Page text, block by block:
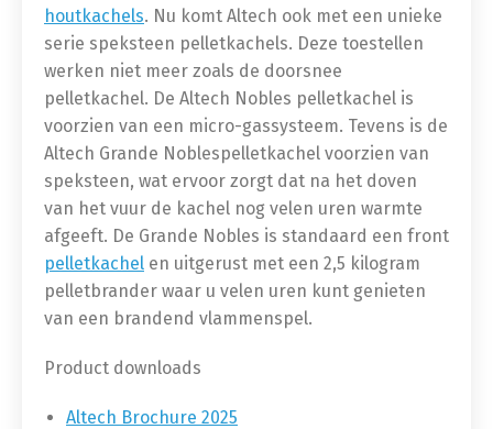
houtkachels. Nu komt Altech ook met een unieke
serie speksteen pelletkachels. Deze toestellen
werken niet meer zoals de doorsnee
pelletkachel. De Altech Nobles pelletkachel is
voorzien van een micro-gassysteem. Tevens is de
Altech Grande Noblespelletkachel voorzien van
speksteen, wat ervoor zorgt dat na het doven
van het vuur de kachel nog velen uren warmte
afgeeft. De Grande Nobles is standaard een front
pelletkachel en uitgerust met een 2,5 kilogram
pelletbrander waar u velen uren kunt genieten
van een brandend vlammenspel.
Product downloads
Altech Brochure 2025